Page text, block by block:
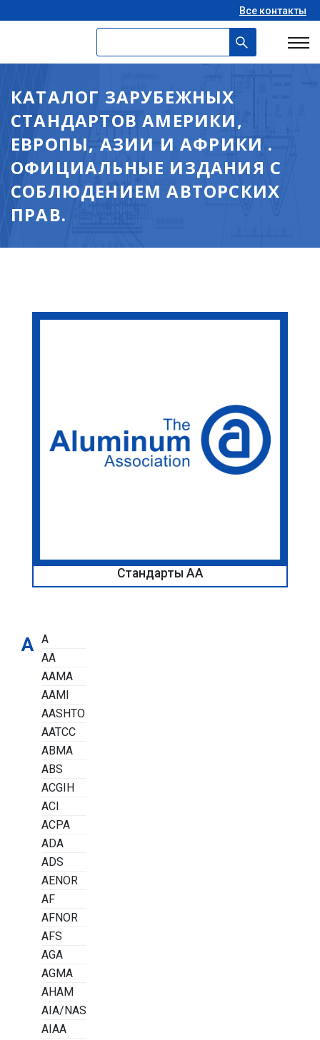
Все контакты
КАТАЛОГ ЗАРУБЕЖНЫХ
СТАНДАРТОВ АМЕРИКИ,
ЕВРОПЫ, АЗИИ И АФРИКИ .
ОФИЦИАЛЬНЫЕ ИЗДАНИЯ С
СОБЛЮДЕНИЕМ АВТОРСКИХ
ПРАВ.
Стандарты AA
A A
AA
AAMA
AAMI
AASHTO
AATCC
ABMA
ABS
ACGIH
ACI
ACPA
ADA
ADS
AENOR
AF
AFNOR
AFS
AGA
AGMA
AHAM
AIA/NAS
AIAA